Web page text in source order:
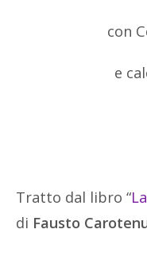
con
e
Tratto dal libro “
di Fausto